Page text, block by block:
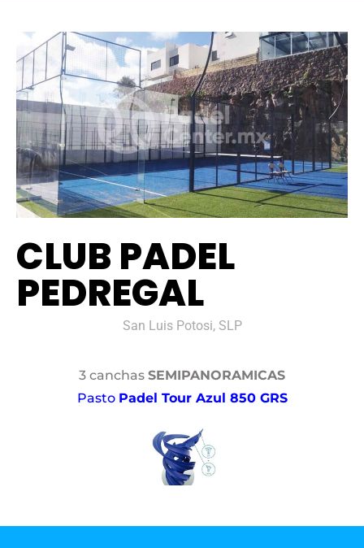
CLUB PADEL
PEDREGAL
San Luis Potosi, SLP
3 canchas SEMIPANORAMICAS
Pasto Padel Tour Azul 850 GRS